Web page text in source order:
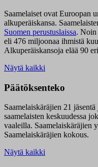
Saamelaiset ovat Euroopan
alkuperäiskansa.
Suomen perustuslaissa. Noin
eli 476 miljoonaa ihmistä
Alkuperäiskansoja elää 90
Näytä kaikki
Päätöksenteko
Saamelaiskäräjien 21
saamelaisten keskuudessa
vaaleilla. Saamelaiskäräjien
Saamelaiskäräjien kokous.
Näytä kaikki